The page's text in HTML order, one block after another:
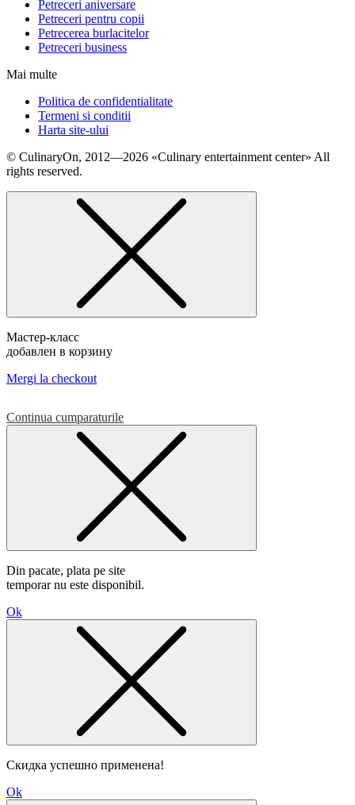
Petreceri aniversare
Petreceri pentru copii
Petrecerea burlacitelor
Petreceri business
Mai multe
Politica de confidentialitate
Termeni si conditii
Harta site-ului
© СulinaryOn, 2012—2026 «Culinary entertainment center» All
rights reserved.
Мастер-класс
добавлен в корзину
Mergi la checkout
Continua cumparaturile
Din pacate, plata pe site
temporar nu este disponibil.
Ok
Скидка успешно применена!
Ok